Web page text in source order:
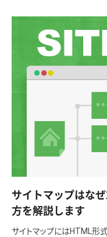
サイトマップはな
方を解説します
サイトマップにはHTML形